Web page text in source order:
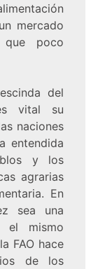
mercado
que poco
del
vital su
naciones
entendida
y los
agrarias
En
sea una
el mismo
FAO hace
de los